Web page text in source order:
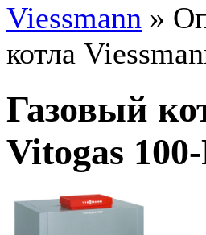
Viessmann »
котла
Газовый
Vitogas